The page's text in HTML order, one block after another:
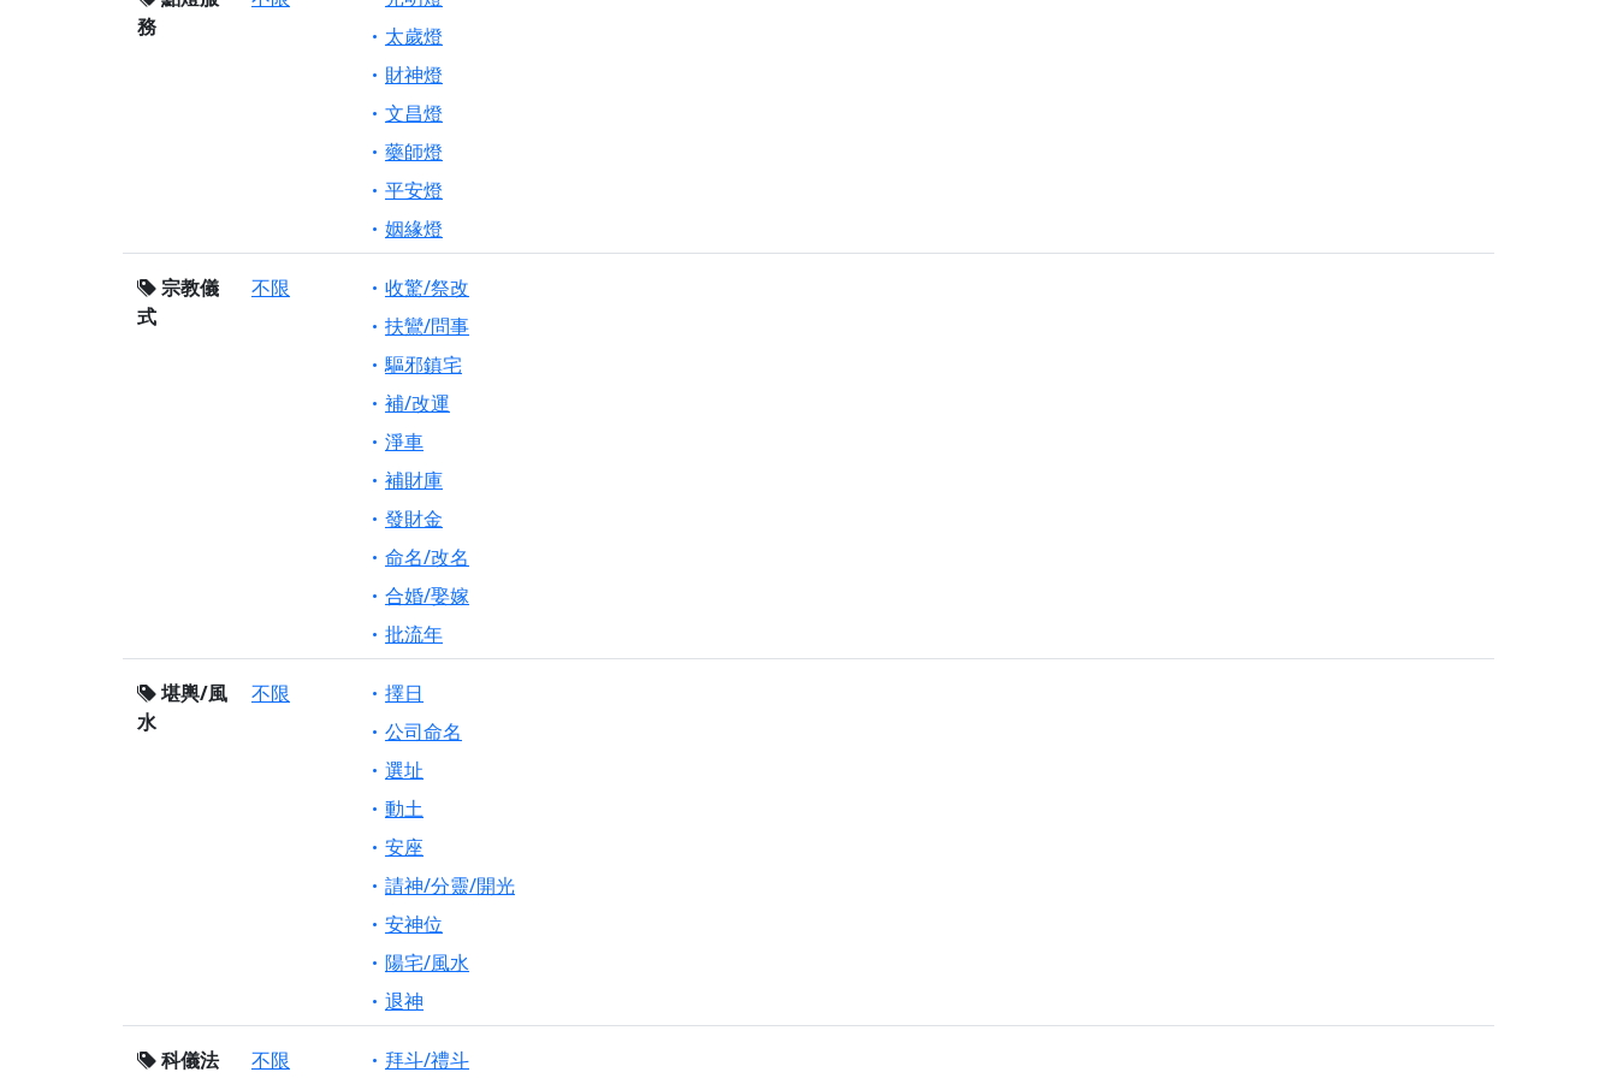
務
太歲燈
財神燈
文昌燈
藥師燈
平安燈
姻緣燈
宗教儀
式
不限
收驚/祭改
扶鸞/問事
驅邪鎮宅
補/改運
淨車
補財庫
發財金
命名/改名
合婚/娶嫁
批流年
堪輿/風
水
不限
擇日
公司命名
選址
動土
安座
請神/分靈/開光
安神位
陽宅/風水
退神
科儀法
不限 拜斗/禮斗